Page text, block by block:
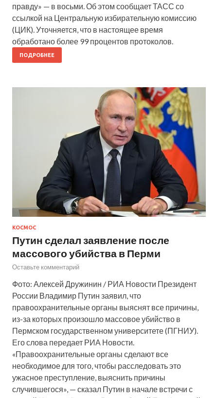
правду» — в восьми. Об этом сообщает ТАСС со
ссылкой на Центральную избирательную комиссию
(ЦИК). Уточняется, что в настоящее время
обработано более 99 процентов протоколов.
ПОДРОБНЕЕ
КОСМОС
Путин сделал заявление после
массового убийства в Перми
Оставьте комментарий
Фото: Алексей Дружинин / РИА Новости Президент
России Владимир Путин заявил, что
правоохранительные органы выяснят все причины,
из-за которых произошло массовое убийство в
Пермском государственном университете (ПГНИУ).
Его слова передает РИА Новости.
«Правоохранительные органы сделают все
необходимое для того, чтобы расследовать это
ужасное преступление, выяснить причины
случившегося», — сказал Путин в начале встречи с